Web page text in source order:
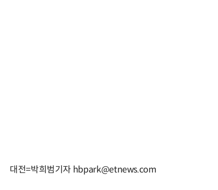
대전=박희범기자 hbpark@etnews.com